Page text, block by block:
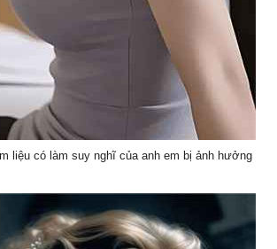
liệu có làm suy nghĩ của anh em bị ảnh hưởng